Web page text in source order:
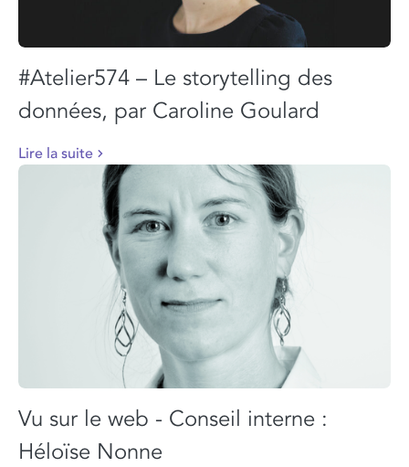
#Atelier574 – Le storytelling des
données, par Caroline Goulard
Lire la suite
Vu sur le web - Conseil interne :
Héloïse Nonne